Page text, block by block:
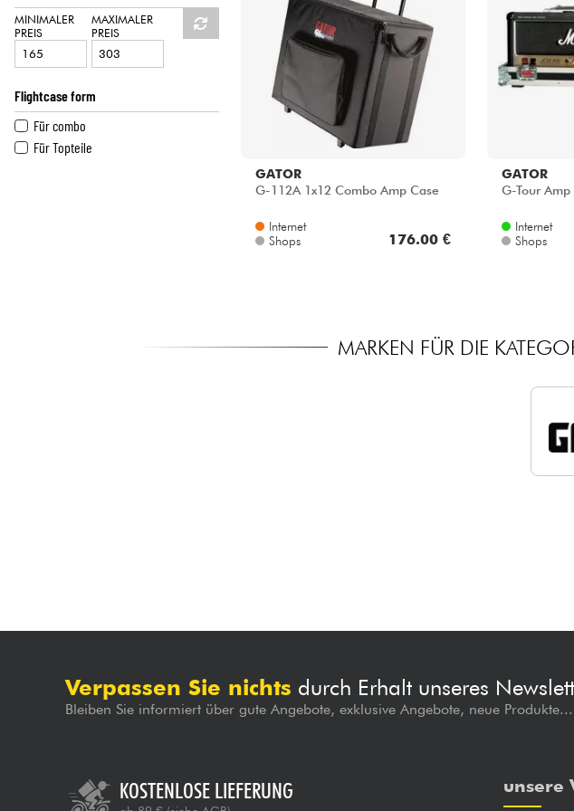
Sehen
MINIMALER
PREIS
MAXIMALER
PREIS
Flightcase form
Für combo
Für Topteile
GATOR
G-112A 1x12 Combo Amp Case
Internet
Shops
176.00 €
GATOR
G-Tour Amp
Internet
Shops
MARKEN FÜR DIE
Verpassen Sie nichts durch Erhalt unseres
Bleiben Sie informiert über gute Angebote, exklusive Angebote, neue Produkte...
KOSTENLOSE LIEFERUNG unsere